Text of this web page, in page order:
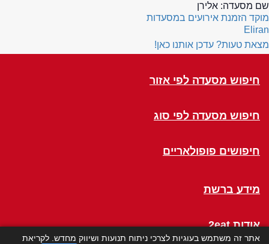
שם מסעדה: אלירן
מוקד הזמנת אירועים במסעדות
Eliran
מצאת טעות? עדכן אותנו כאן!
חיפוש מסעדה לפי אזור
חיפוש מסעדה לפי סוג
חיפושים פופולאריים
מידע ברשת
אודות 2eat
אתר זה משתמש בעוגיות לצרכי ניתוח תנועות ושיווק מחדש. לקריאת